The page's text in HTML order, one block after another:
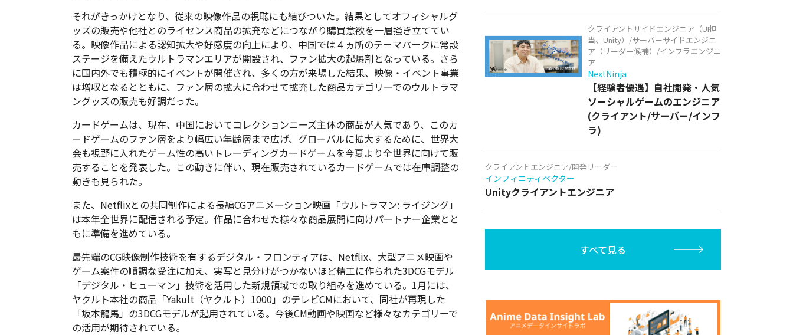
それがきっかけとなり、従来の映像作品の視聴にも結びついた。結果としてオフィシャルグ
ッズの販売や他社とのライセンス商品の拡充などにつながり購買意欲を一層掻き立ててい
る。映像作品による認知拡大や好感度の向上により、中国では４ヵ所のテーマパークに常設
ステージを備えたウルトラマンエリアが開設され、ファン拡大の起爆剤となっている。さら
に国内外でも積極的にイベントが開催され、多くの方が来場した結果、映像・イベント事業
は増収となるとともに、ファン層の拡大に合わせて拡充した商品カテゴリーでのウルトラマ
ングッズの販売も好調だった。
カードゲームは、現在、中国においてコレクションニーズ主体の商品が人気であり、このカ
ードゲームのファン層をより幅広い年齢層まで広げ、グローバルに拡大するために、世界大
会も視野に入れたゲーム性の高いトレーディングカードゲームを今夏より全世界に向けて販
売することを発表した。この動きに伴い、現在販売されているカードゲームでは在庫調整の
動きも見られた。
また、Netflixとの共同制作による長編CGアニメーション映画「ウルトラマン: ライジング」
は本年全世界に配信される予定。作品に合わせた様々な商品展開に向けパートナー企業とと
もに準備を進めている。
最先端のCG映像制作技術を有するデジタル・フロンティアは、Netflix、大型アニメ映画や
ゲーム案件の順調な受注に加え、実写と見分けがつかないほど精工に作られた3DCGモデル
「デジタル・ヒューマン」技術を活用した新規領域での取り組みを進めている。1月には、
ヤクルト本社の商品「Yakult（ヤクルト）1000」のテレビCMにおいて、同社が再現した
「坂本龍馬」の3DCGモデルが起用されている。今後CM動画や映画など様々なカテゴリーで
の活用が期待されている。
クライアントサイドエンジニア（UI担
当、Unity）/サーバーサイドエンジニ
ア（リーダー候補）/インフラエンジニ
ア
NextNinja
【経験者優遇】自社開発・人気
ソーシャルゲームのエンジニア
(クライアント/サーバー/インフ
ラ)
クライアントエンジニア/開発リーダー
インフィニティベクター
Unityクライアントエンジニア
すべて見る